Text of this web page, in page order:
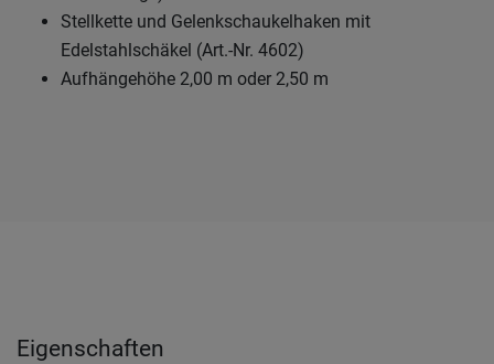
Stellkette und Gelenkschaukelhaken mit
Edelstahlschäkel (Art.-Nr. 4602)
Aufhängehöhe 2,00 m oder 2,50 m
Eigenschaften